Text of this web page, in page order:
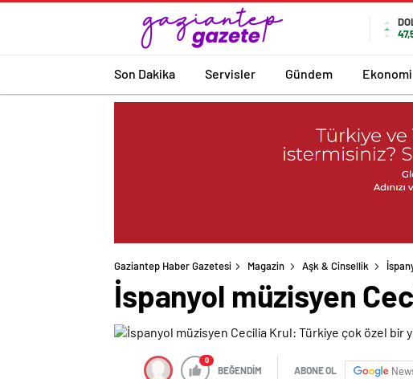
Son Dakika Servisler Gündem Ekonomi
Gaziantep Haber Gazetesi Magazin Aşk & Cinsellik
İspanyol müzisyen
0
BEĞENDİM ABONE OL